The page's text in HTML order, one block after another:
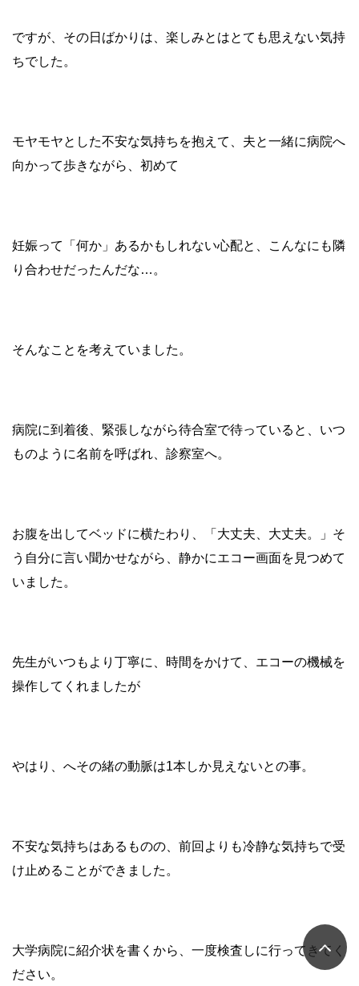
ですが、その日ばかりは、楽しみとはとても思えない気持
ちでした。
モヤモヤとした不安な気持ちを抱えて、夫と一緒に病院へ
向かって歩きながら、初めて
妊娠って「何か」あるかもしれない心配と、こんなにも隣
り合わせだったんだな…。
そんなことを考えていました。
病院に到着後、緊張しながら待合室で待っていると、いつ
ものように名前を呼ばれ、診察室へ。
お腹を出してベッドに横たわり、「大丈夫、大丈夫。」そ
う自分に言い聞かせながら、静かにエコー画面を見つめて
いました。
先生がいつもより丁寧に、時間をかけて、エコーの機械を
操作してくれましたが
やはり、へその緒の動脈は1本しか見えないとの事。
不安な気持ちはあるものの、前回よりも冷静な気持ちで受
け止めることができました。
大学病院に紹介状を書くから、一度検査しに行ってきてく
ださい。